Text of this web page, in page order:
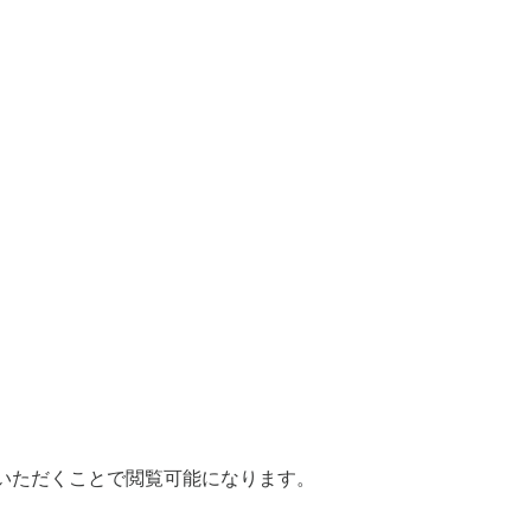
だくことで閲覧可能になります。